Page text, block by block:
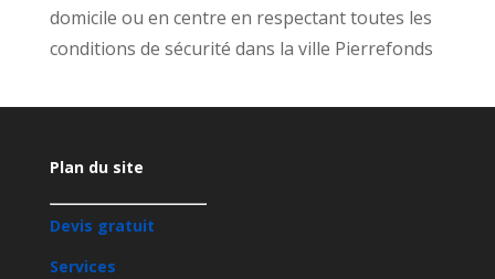
domicile ou en centre en respectant toutes les
conditions de sécurité dans la ville Pierrefonds
Plan du site
Devis gratuit
Services